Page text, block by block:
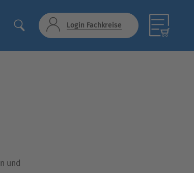
Login Fachkreise
n und